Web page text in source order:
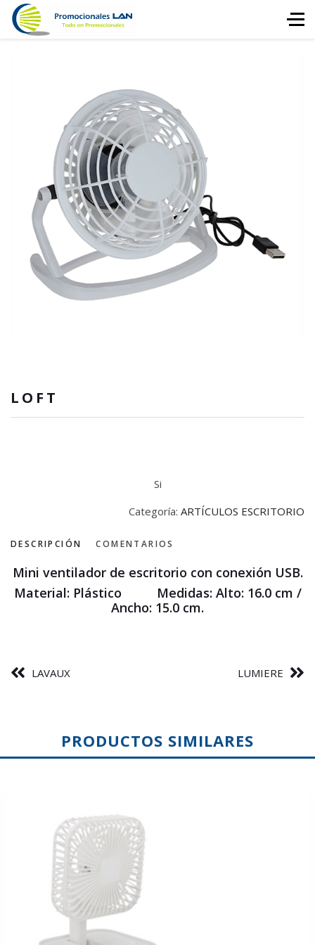
LOFT
Si
Categoría: ARTÍCULOS ESCRITORIO
DESCRIPCIÓN COMENTARIOS
Mini ventilador de escritorio con conexión USB.
Material: Plástico Medidas: Alto: 16.0 cm /
Ancho: 15.0 cm.
LAVAUX LUMIERE
PRODUCTOS SIMILARES